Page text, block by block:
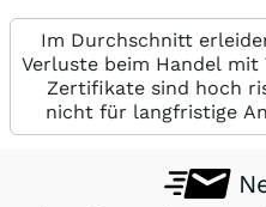
Im Durchschnitt
Verluste beim Handel
Zertifikate sind hoch
nicht für langfristige